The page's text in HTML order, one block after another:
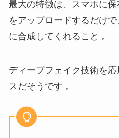
最大の特徴は、スマホに
をアップロードするだけ
に合成してくれること 。
ディープフェイク技術を
スだそうです 。